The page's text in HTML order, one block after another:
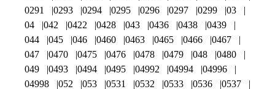
0291
0293 0294 0295 0296 0297 0299
03
04
042 0422 0428 043 0436 0438
0439
044
045 046 0460 0463 0465 0466
0467
047
0470 0475 0476 0478 0479 048
0480
049
0493 0494 0495 04992 04994
04996
04998
052 053 0531 0532 0533 0536 0537